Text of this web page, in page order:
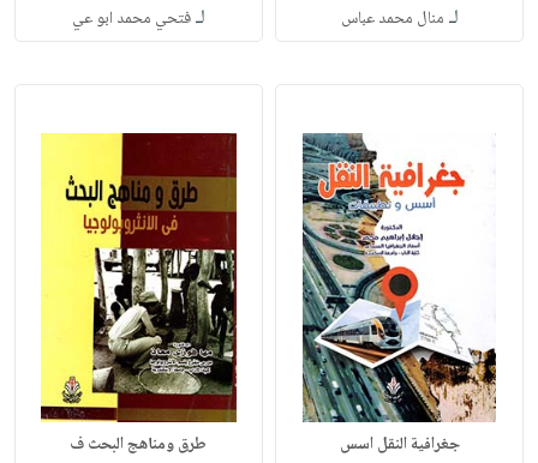
لـ منال محمد عباس لـفتحي محمد ابو عي
جغرافية النقل اسس طرق ومناهج البحث ف